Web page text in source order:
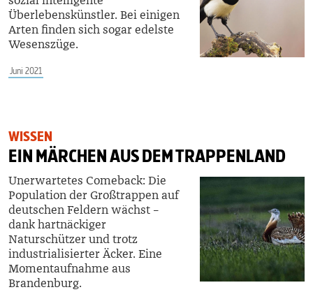
Überlebenskünstler. Bei einigen
Arten finden sich sogar edelste
Wesenszüge.
Juni 2021
WISSEN
EIN MÄRCHEN AUS DEM TRAPPENLAND
Unerwartetes Comeback: Die
Population der Großtrappen auf
deutschen Feldern wächst –
dank hartnäckiger
Naturschützer und trotz
industrialisierter Äcker. Eine
Momentaufnahme aus
Brandenburg.